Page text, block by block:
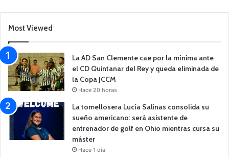
Most Viewed
La AD San Clemente cae por la mínima ante
el CD Quintanar del Rey y queda eliminada de
la Copa JCCM
Hace 20 horas
La tomellosera Lucía Salinas consolida su
sueño americano: será asistente de
entrenador de golf en Ohio mientras cursa su
máster
Hace 1 día